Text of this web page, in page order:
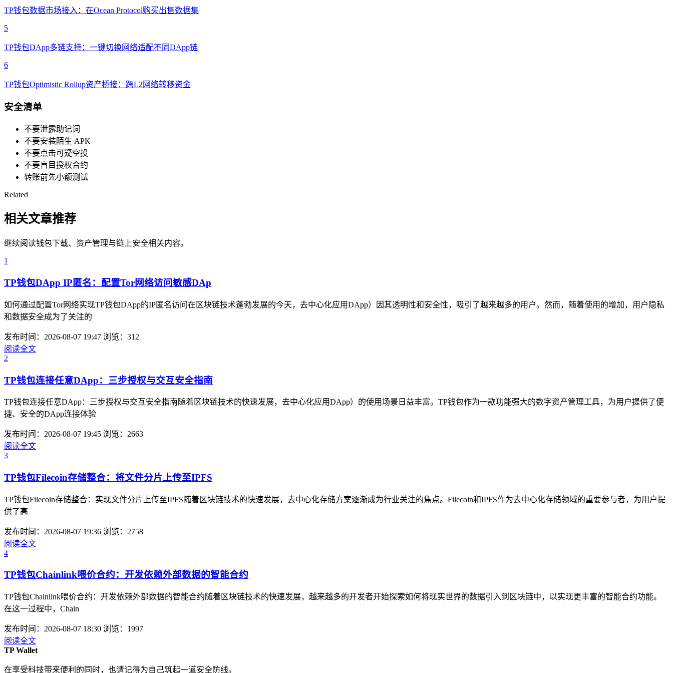
TP钱包数据市场接入：在Ocean Protocol购买出售数据集
5
TP钱包DApp多链支持：一键切换网络适配不同DApp链
6
TP钱包Optimistic Rollup资产桥接：跨L2网络转移资金
安全清单
不要泄露助记词
不要安装陌生 APK
不要点击可疑空投
不要盲目授权合约
转账前先小额测试
Related
相关文章推荐
继续阅读钱包下载、资产管理与链上安全相关内容。
1
TP钱包DApp IP匿名：配置Tor网络访问敏感DAp
如何通过配置Tor网络实现TP钱包DApp的IP匿名访问在区块链技术蓬勃发展的今天，去中心化应用DApp）因其透明性和安全性，吸引了越来越多的用户。然而，随着使用的增加，用户隐私
和数据安全成为了关注的
发布时间：2026-08-07 19:47 浏览：312
阅读全文
2
TP钱包连接任意DApp：三步授权与交互安全指南
TP钱包连接任意DApp：三步授权与交互安全指南随着区块链技术的快速发展，去中心化应用DApp）的使用场景日益丰富。TP钱包作为一款功能强大的数字资产管理工具，为用户提供了便
捷、安全的DApp连接体验
发布时间：2026-08-07 19:45 浏览：2663
阅读全文
3
TP钱包Filecoin存储整合：将文件分片上传至IPFS
TP钱包Filecoin存储整合：实现文件分片上传至IPFS随着区块链技术的快速发展，去中心化存储方案逐渐成为行业关注的焦点。Filecoin和IPFS作为去中心化存储领域的重要参与者，为用户提
供了高
发布时间：2026-08-07 19:36 浏览：2758
阅读全文
4
TP钱包Chainlink喂价合约：开发依赖外部数据的智能合约
TP钱包Chainlink喂价合约：开发依赖外部数据的智能合约随着区块链技术的快速发展，越来越多的开发者开始探索如何将现实世界的数据引入到区块链中，以实现更丰富的智能合约功能。
在这一过程中，Chain
发布时间：2026-08-07 18:30 浏览：1997
阅读全文
TP Wallet
在享受科技带来便利的同时，也请记得为自己筑起一道安全防线。